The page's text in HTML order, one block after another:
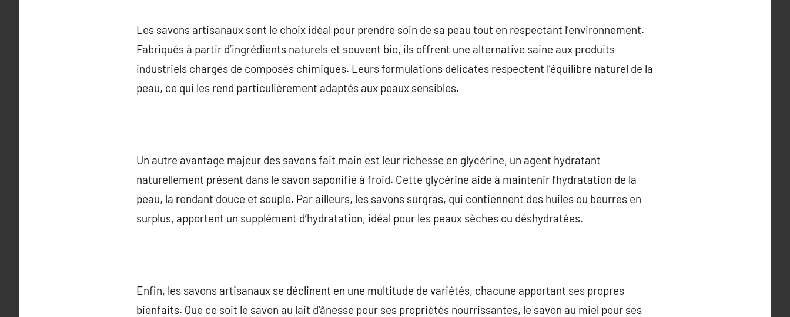
Les savons artisanaux sont le choix idéal pour prendre soin de sa peau tout en respectant l’environnement.
Fabriqués à partir d’ingrédients naturels et souvent bio, ils offrent une alternative saine aux produits
industriels chargés de composés chimiques. Leurs formulations délicates respectent l’équilibre naturel de la
peau, ce qui les rend particulièrement adaptés aux peaux sensibles.
Un autre avantage majeur des savons fait main est leur richesse en glycérine, un agent hydratant
naturellement présent dans le savon saponifié à froid. Cette glycérine aide à maintenir l’hydratation de la
peau, la rendant douce et souple. Par ailleurs, les savons surgras, qui contiennent des huiles ou beurres en
surplus, apportent un supplément d’hydratation, idéal pour les peaux sèches ou déshydratées.
Enfin, les savons artisanaux se déclinent en une multitude de variétés, chacune apportant ses propres
bienfaits. Que ce soit le savon au lait d’ânesse pour ses propriétés nourrissantes, le savon au miel pour ses